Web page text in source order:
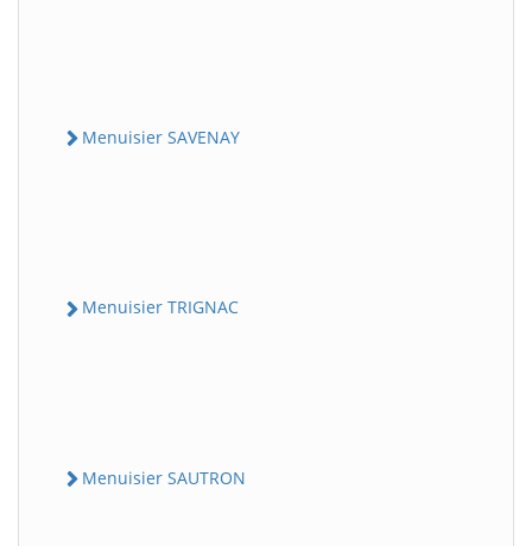
Menuisier SAVENAY
Menuisier TRIGNAC
Menuisier SAUTRON